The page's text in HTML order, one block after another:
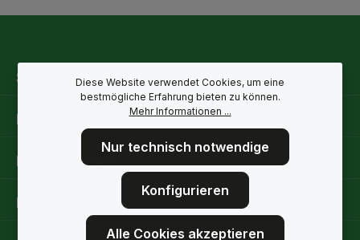
Service-Hotline
Rechtliche Hinweise
Informationen
Folge uns
Diese Website verwendet Cookies, um eine
bestmögliche Erfahrung bieten zu können.
Mehr Informationen ...
Nur technisch notwendige
Konfigurieren
Alle Cookies akzeptieren